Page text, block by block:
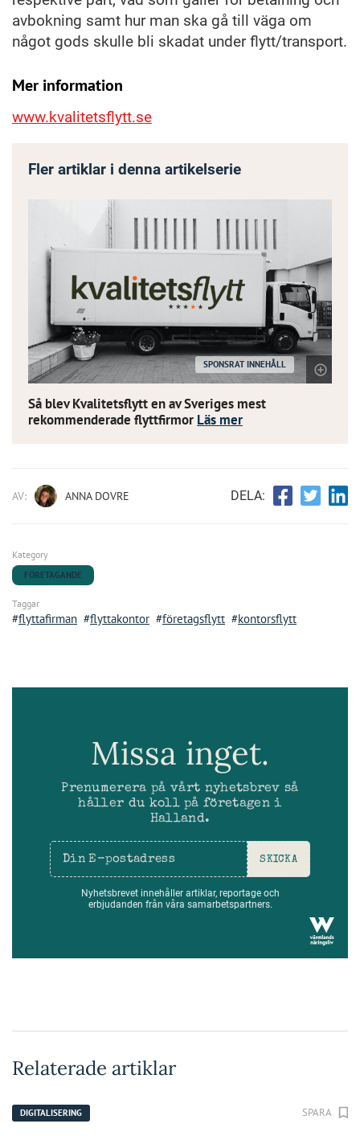
avbokning samt hur man ska gå till väga om
något gods skulle bli skadat under flytt/transport.
Mer information
www.kvalitetsflytt.se
Fler artiklar i denna artikelserie
SPONSRAT INNEHÅLL
Så blev Kvalitetsflytt en av Sveriges mest
rekommenderade flyttfirmor Läs mer
AV: ANNA DOVRE DELA:
Kategory
FÖRETAGANDE
Taggar
flyttafirman flyttakontor företagsflytt kontorsflytt
Missa inget.
Prenumerera på vårt nyhetsbrev så
håller du koll på företagen i
Halland.
SKICKA
Nyhetsbrevet innehåller artiklar, reportage och
erbjudanden från våra samarbetspartners.
Relaterade artiklar
DIGITALISERING SPARA